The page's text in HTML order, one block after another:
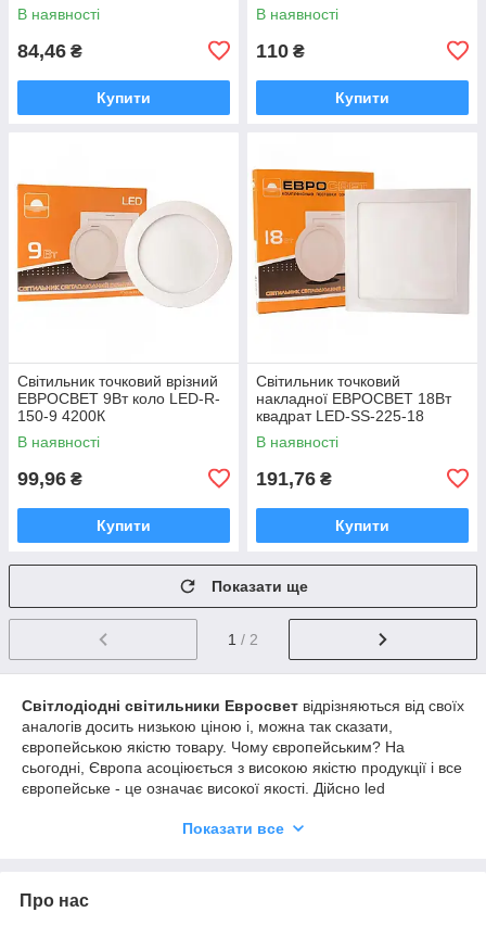
В наявності
84,46 ₴
Купити
В наявності
110 ₴
Купити
Світильник точковий врізний
ЕВРОСВЕТ 9Вт коло LED-R-
150-9 4200К
В наявності
99,96 ₴
Купити
Світильник точковий
накладної ЕВРОСВЕТ 18Вт
квадрат LED-SS-225-18
4200К
В наявності
191,76 ₴
Купити
Показати ще
1 / 2
Світлодіодні світильники Евросвет відрізняються від своїх
аналогів досить низькою ціною і, можна так сказати,
європейською якістю товару. Чому європейським? На
сьогодні, Європа асоціюється з високою якістю продукції і все
європейське - це означає високої якості. Дійсно led
Показати все
Про нас